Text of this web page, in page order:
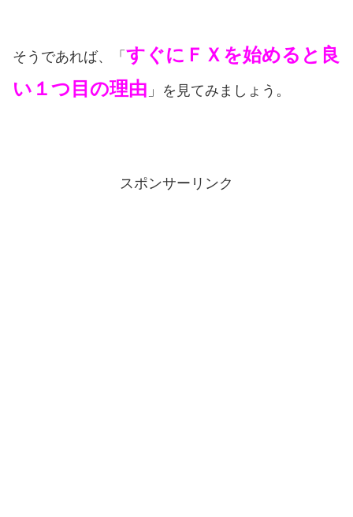
そうであれば、「 すぐにＦＸを始めると良
い１つ目の理由 」 を見てみましょう 。
スポンサーリンク